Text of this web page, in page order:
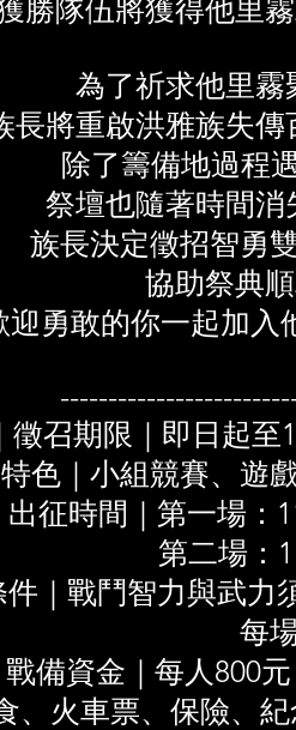
勝隊伍將獲得他里
為了祈求他里霧
長將重啟洪雅族失傳
除了籌備地過程
祭壇也隨著時間
族長決定徵招智勇
協助祭典
迎勇敢的你一起加入
徵召期限｜即日起至
色｜小組競賽、遊
出征時間｜第一場：
二場：11/17(
｜戰鬥智力與武力
每場試煉
備資金｜每人800
、火車票、保險、